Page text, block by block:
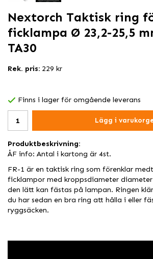
Nextorch Taktisk ring
ficklampa Ø 23,2-25,5
TA30
Rek. pris: 229 kr
Finns i lager för omgående leverans
Lägg i
Produktbeskrivning:
ÅF info: Antal i kartong är 4st.
FR-1 är en taktisk ring som förenklar
ficklampor med kroppsdiameter
den lätt kan fästas på lampan. Ringen
du har sedan en bra ring att hålla i eller
ryggsäcken.